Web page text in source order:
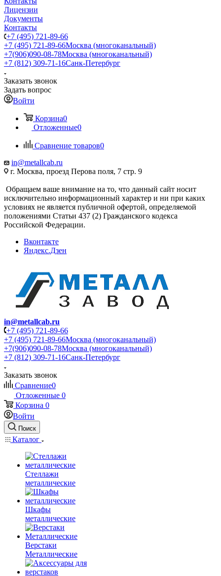
Лицензии
Документы
Контакты
+7 (495) 721-89-66
+7 (495) 721-89-66Москва (многоканальный)
+7(906)090-08-78Москва (многоканальный)
+7 (812) 309-71-16Санк-Петербург
Заказать звонок
Задать вопрос
Войти
Корзина0
Отложенные0
Сравнение товаров0
in@metallcab.ru
г. Москва, проезд Перова поля, 7 стр. 9
Обращаем ваше внимание на то, что данный сайт носит
исключительно информационный характер и ни при каких
условиях не является публичной офертой, определяемой
положениями Статьи 437 (2) Гражданского кодекса
Российской Федерации.
Вконтакте
Яндекс.Дзен
in@metallcab.ru
+7 (495) 721-89-66
+7 (495) 721-89-66Москва (многоканальный)
+7(906)090-08-78Москва (многоканальный)
+7 (812) 309-71-16Санк-Петербург
Заказать звонок
Сравнение0
Отложенные 0
Корзина 0
Войти
Поиск
Каталог
Стеллажи
металлические
Шкафы
металлические
Верстаки
Металлические